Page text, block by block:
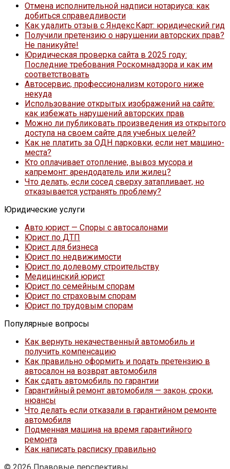
Отмена исполнительной надписи нотариуса: как
добиться справедливости
Как удалить отзыв с Яндекс Карт: юридический гид
Получили претензию о нарушении авторских прав?
Не паникуйте!
Юридическая проверка сайта в 2025 году:
Последние требования Роскомнадзора и как им
соответствовать
Автосервис, профессионализм которого ниже
некуда
Использование открытых изображений на сайте:
как избежать нарушений авторских прав
Можно ли публиковать произведения из открытого
доступа на своем сайте для учебных целей?
Как не платить за ОДН парковки, если нет машино-
места?
Кто оплачивает отопление, вывоз мусора и
капремонт: арендодатель или жилец?
Что делать, если сосед сверху затапливает, но
отказывается устранять проблему?
Юридические услуги
Авто юрист — Споры с автосалонами
Юрист по ДТП
Юрист для бизнеса
Юрист по недвижимости
Юрист по долевому строительству
Медицинский юрист
Юрист по семейным спорам
Юрист по страховым спорам
Юрист по трудовым спорам
Популярные вопросы
Как вернуть некачественный автомобиль и
получить компенсацию
Как правильно оформить и подать претензию в
автосалон на возврат автомобиля
Как сдать автомобиль по гарантии
Гарантийный ремонт автомобиля — закон, сроки,
нюансы
Что делать если отказали в гарантийном ремонте
автомобиля
Подменная машина на время гарантийного
ремонта
Как написать расписку правильно